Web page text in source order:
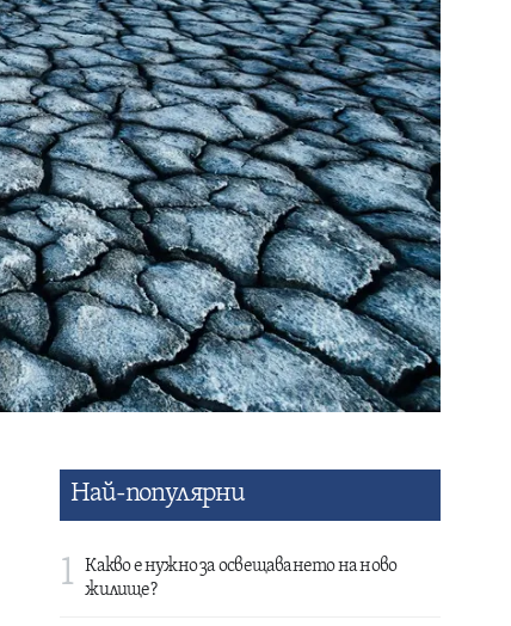
Най-популярни
1
Какво е нужно за освещаването на ново
жилище?